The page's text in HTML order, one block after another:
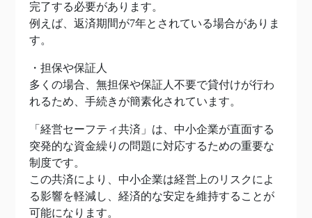
完了する必要があります。
例えば、返済期間が7年とされている場合がありま
す。
・担保や保証人
多くの場合、無担保や保証人不要で貸付けが行わ
れるため、手続きが簡素化されています。
「経営セーフティ共済」は、中小企業が直面する
突発的な資金繰りの問題に対応するための重要な
制度です。
この共済により、中小企業は経営上のリスクによ
る影響を軽減し、経済的な安定を維持することが
可能になります。